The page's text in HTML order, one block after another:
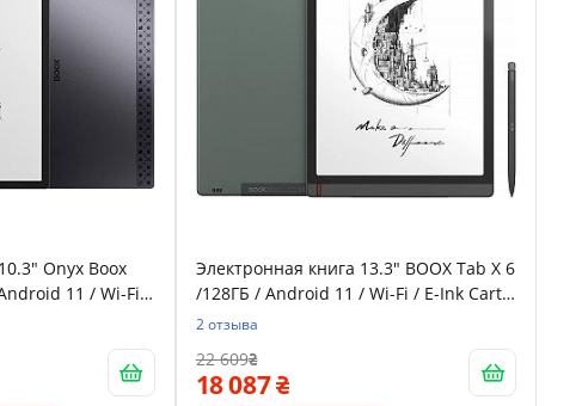
Onyx Boox
11 / Wi-Fi /
E-Ink Carta
Настраиваемая
Черный
Электронная книга 13.3" BOOX Tab X 6
/128ГБ / Android 11 / Wi-Fi / E-Ink Carta
экран (2260 х 1600) /Серая
2 отзыва
22 609
18 087